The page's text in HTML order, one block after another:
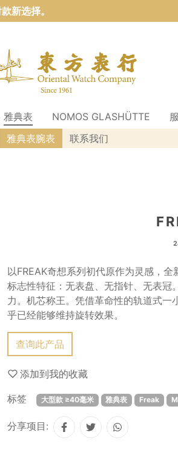
新选择。
雅典表 NOMOS GLASHÜTTE
雅典表腕表
联系我们
以FREAK奇想系列初代原作为灵感，
标志性特征：无表盘、无指针、无表
力。机芯称王。凭借革命性的轨道式一
乎已经能够维持旋转效果。
查询此产品
添加到我的收藏
标签 大型款 ≥40毫米 雅典表 Freak
分享项目: